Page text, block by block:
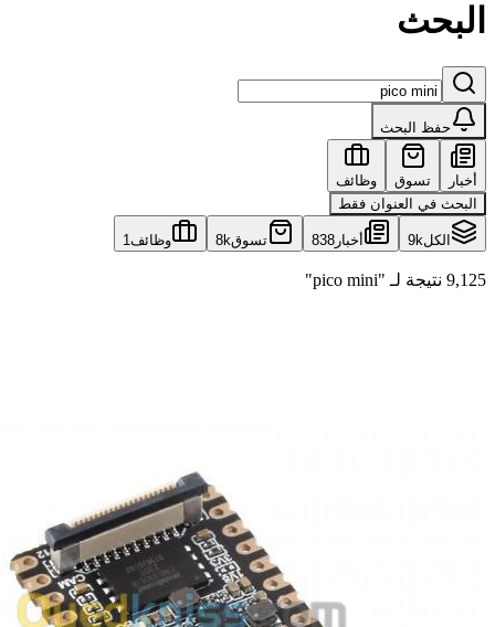
البحث
حفظ البحث
أخبار تسوق
وظائف
البحث في العنوان فقط
الكل9k أخبار 838 تسوق8k وظائف 1
9,125 نتيجة لـ "pico mini"